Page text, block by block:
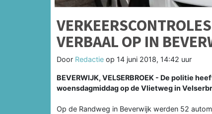
VERBAAL OP IN
Door Redactie op 14 juni 2018, 14:42 uur
BEVERWIJK, VELSERBROEK - De politie
woensdagmiddag op de Vlietweg in
Op de Randweg in Beverwijk werden 52